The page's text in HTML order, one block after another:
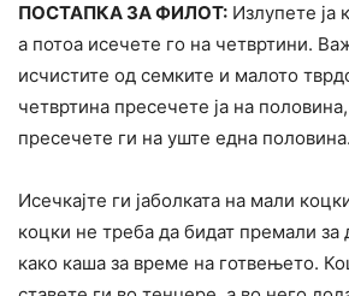
ПОСТАПКА ЗА ФИЛОТ: Излупете ја
а потоа исечете го на четвртини.
исчистите од семките и малото
четвртина пресечете ја на
пресечете ги на уште една половина.
Исечкајте ги јаболката на мали
коцки не треба да бидат премали за
како каша за време на готвењето.